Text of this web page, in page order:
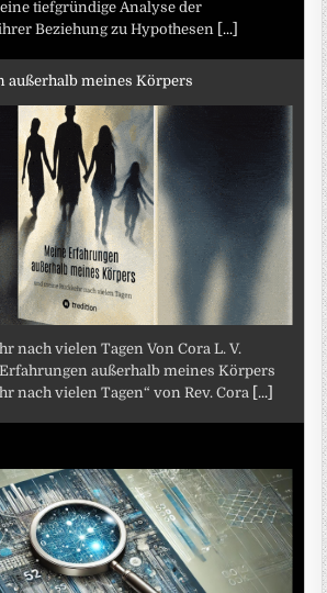
tiefgründige Analyse der
Beziehung zu Hypothesen [...]
außerhalb meines Körpers
nach vielen Tagen Von Cora L. V.
außerhalb meines Körpers
nach vielen Tagen“ von Rev. Cora [...]